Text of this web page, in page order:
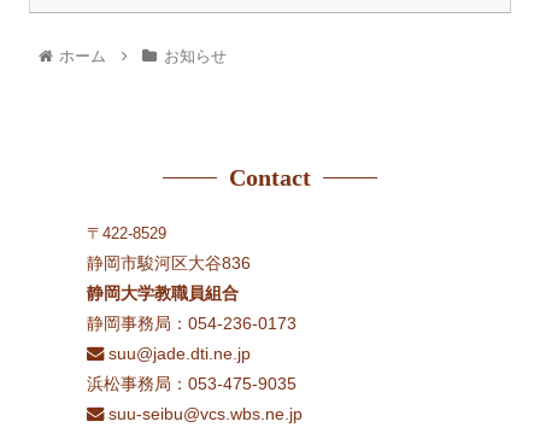
ホーム お知らせ
Contact
〒422-8529
静岡市駿河区大谷836
静岡大学教職員組合
静岡事務局：054-236-0173
suu@jade.dti.ne.jp
浜松事務局：053-475-9035
suu-seibu@vcs.wbs.ne.jp